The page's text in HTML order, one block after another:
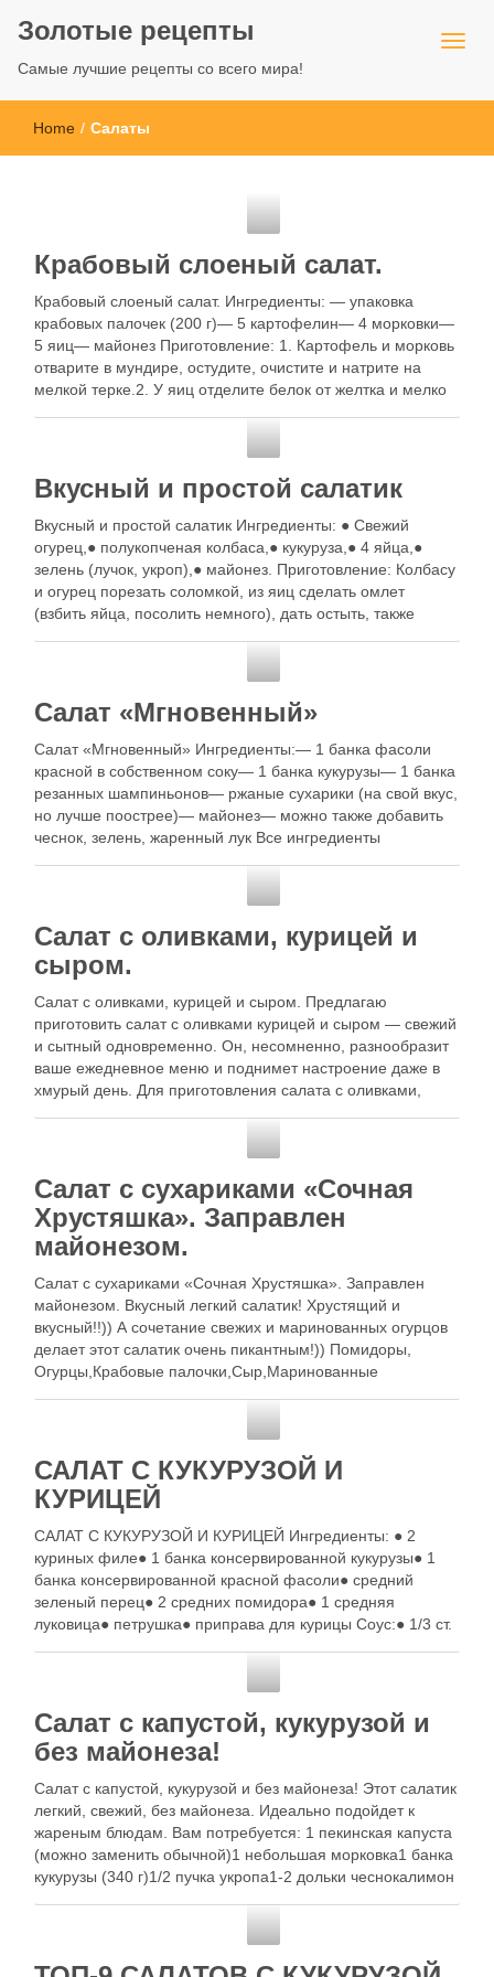
Золотые рецепты
Самые лучшие рецепты со всего мира!
Home / Салаты
Крабовый слоеный салат.
Крабовый слоеный салат. Ингредиенты: — упаковка
крабовых палочек (200 г)— 5 картофелин— 4 морковки—
5 яиц— майонез Приготовление: 1. Картофель и морковь
отварите в мундире, остудите, очистите и натрите на
мелкой терке.2. У яиц отделите белок от желтка и мелко
Вкусный и простой салатик
Вкусный и простой салатик Ингредиенты: ● Свежий
огурец,● полукопченая колбаса,● кукуруза,● 4 яйца,●
зелень (лучок, укроп),● майонез. Приготовление: Колбасу
и огурец порезать соломкой, из яиц сделать омлет
(взбить яйца, посолить немного), дать остыть, также
Салат «Мгновенный»
Салат «Мгновенный» Ингредиенты:— 1 банка фасоли
красной в собственном соку— 1 банка кукурузы— 1 банка
резанных шампиньонов— ржаные сухарики (на свой вкус,
но лучше поострее)— майонез— можно также добавить
чеснок, зелень, жаренный лук Все ингредиенты
Салат с оливками, курицей и
сыром.
Салат с оливками, курицей и сыром. Предлагаю
приготовить салат с оливками курицей и сыром — свежий
и сытный одновременно. Он, несомненно, разнообразит
ваше ежедневное меню и поднимет настроение даже в
хмурый день. Для приготовления салата с оливками,
плавленный сырок (упаковка 100 …
Салат с сухариками «Сочная
Хрустяшка». Заправлен
майонезом.
Салат с сухариками «Сочная Хрустяшка». Заправлен
майонезом. Вкусный легкий салатик! Хрустящий и
вкусный!!)) А сочетание свежих и маринованных огурцов
делает этот салатик очень пикантным!)) Помидоры,
Огурцы,Крабовые палочки,Сыр,Маринованные
соломкой (я использовала для этого спец.нож-терку).
Зелень измельчить. Крабовые палочки нарезать мелко. …
САЛАТ С КУКУРУЗОЙ И
КУРИЦЕЙ
САЛАТ С КУКУРУЗОЙ И КУРИЦЕЙ Ингредиенты: ● 2
куриных филе● 1 банка консервированной кукурузы● 1
банка консервированной красной фасоли● средний
зеленый перец● 2 средних помидора● 1 средняя
луковица● петрушка● приправа для курицы Соус:● 1/3 ст.
Салат с капустой, кукурузой и
без майонеза!
Салат с капустой, кукурузой и без майонеза! Этот салатик
легкий, свежий, без майонеза. Идеально подойдет к
жареным блюдам. Вам потребуется: 1 пекинская капуста
(можно заменить обычной)1 небольшая морковка1 банка
кукурузы (340 г)1/2 пучка укропа1-2 дольки чеснокалимон